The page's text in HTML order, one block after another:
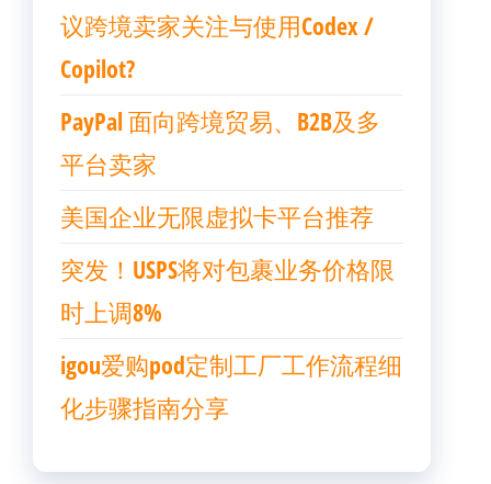
议跨境卖家关注与使用Codex /
Copilot?
PayPal 面向跨境贸易、B2B及多
平台卖家
美国企业无限虚拟卡平台推荐
突发！USPS将对包裹业务价格限
时上调8%
igou爱购pod定制工厂工作流程细
化步骤指南分享